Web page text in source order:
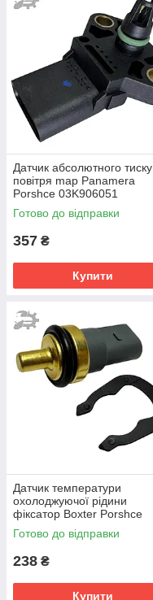
Датчик абсолютного тиску
повітря map Panamera
Porshce 03K906051
03K906051A
Готово до відправки
357 ₴
Купити
Датчик температури
охолоджуючої рідини
фіксатор Boxter Porshce
06A919501 06A919501A
032121142
Готово до відправки
238 ₴
Купити